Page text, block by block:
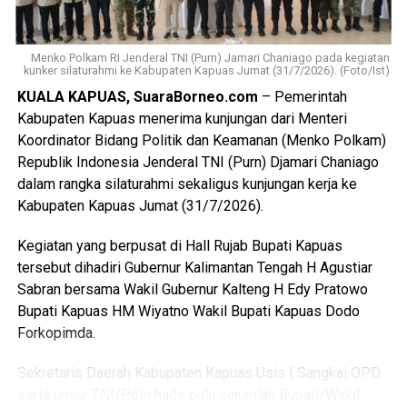
Nah saat pintu kamar dikunci dari dalam tersangka
menggedor hingga mendobrak pintu kemudian masuk
sambil merusak sejumlah barang dan melanjutkan
pertengkaran.
Tak lama kemudian tersangka diduga menyiramkan sekitar
satu liter BBM jenis pertalite ke lantai kamar dan barang-
barang milik korban sebelum menyalakan korek api yang
memicu kobaran api.
Akibat kebakaran tersebut empat orang mengalami luka
bakar, yakni Rah (26) Muh(5) Len (26) dan Am(25). Selain
korban luka sejumlah barang berharga ikut hangus terbakar
di antaranya pakaian tas dan satu unit iPhone 12 Pro Max.
dituduh berselingkuh dan hubungan asmaranya dengan
Menko Polkam RI Jenderal TNI (Purn) Jamari Chaniago pada kegiatan
kunker silaturahmi ke Kabupaten Kapuas Jumat (31/7/2026). (Foto/Ist)
KUALA KAPUAS, SuaraBorneo.com – Pemerintah
Kabupaten Kapuas menerima kunjungan dari Menteri
Koordinator Bidang Politik dan Keamanan (Menko Polkam)
Republik Indonesia Jenderal TNI (Purn) Djamari Chaniago
dalam rangka silaturahmi sekaligus kunjungan kerja ke
Kabupaten Kapuas Jumat (31/7/2026).
Kegiatan yang berpusat di Hall Rujab Bupati Kapuas
tersebut dihadiri Gubernur Kalimantan Tengah H Agustiar
Sabran bersama Wakil Gubernur Kalteng H Edy Pratowo
Bupati Kapuas HM Wiyatno Wakil Bupati Kapuas Dodo
Forkopimda.
Sekretaris Daerah Kabupaten Kapuas Usis I Sangkai OPD